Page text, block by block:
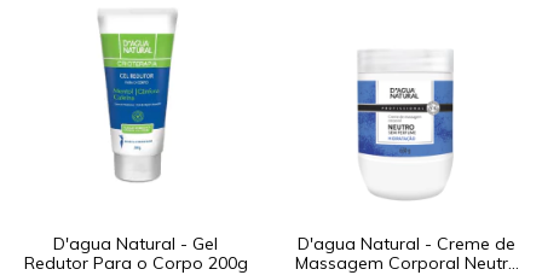
D'agua Natural - Gel
Redutor Para o Corpo 200g
D'agua Natural - Creme de
Massagem Corporal Neutro